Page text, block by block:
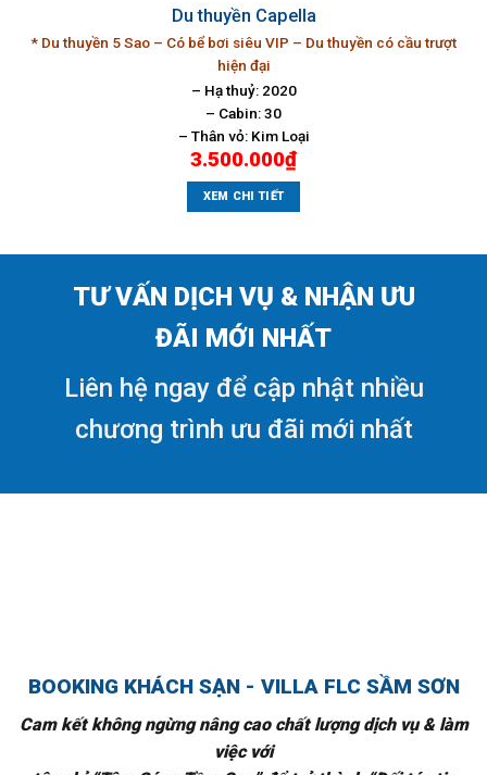
Du thuyền Capella
* Du thuyền 5 Sao – Có bể bơi siêu VIP – Du thuyền có cầu trượt
hiện đại
– Hạ thuỷ: 2020
– Cabin: 30
– Thân vỏ: Kim Loại
3.500.000₫
XEM CHI TIẾT
TƯ VẤN DỊCH VỤ & NHẬN ƯU
ĐÃI MỚI NHẤT
Liên hệ ngay để cập nhật nhiều
chương trình ưu đãi mới nhất
BOOKING KHÁCH SẠN - VILLA FLC SẦM SƠN
Cam kết không ngừng nâng cao chất lượng dịch vụ & làm
việc với